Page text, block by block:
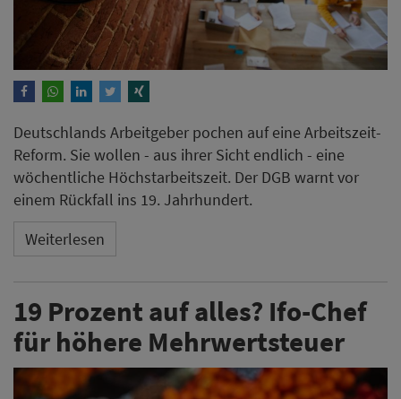
Deutschlands Arbeitgeber pochen auf eine Arbeitszeit-
Reform. Sie wollen - aus ihrer Sicht endlich - eine
wöchentliche Höchstarbeitszeit. Der DGB warnt vor
einem Rückfall ins 19. Jahrhundert.
Weiterlesen
19 Prozent auf alles? Ifo-Chef
für höhere Mehrwertsteuer